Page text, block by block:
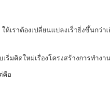
ห้เราต้องเปลี่ยนแปลงเร็วยิ่งขึ้นกว่
ริ่มคิดใหม่เรื่องโครงสร้างการทำงา
คือ